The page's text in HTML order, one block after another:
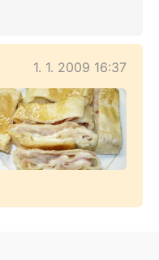
1. 1. 2009 16:37